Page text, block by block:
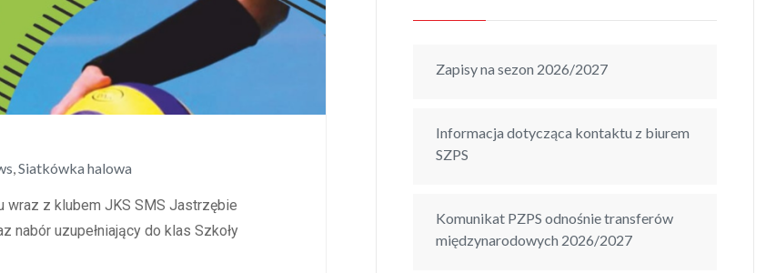
,Siatkówka halowa
wraz z klubem JKS SMS Jastrzębie
nabór uzupełniający do klas Szkoły
Zapisy na sezon 2026/2027
Informacja dotycząca kontaktu z biurem
SZPS
Komunikat PZPS odnośnie transferów
międzynarodowych 2026/2027